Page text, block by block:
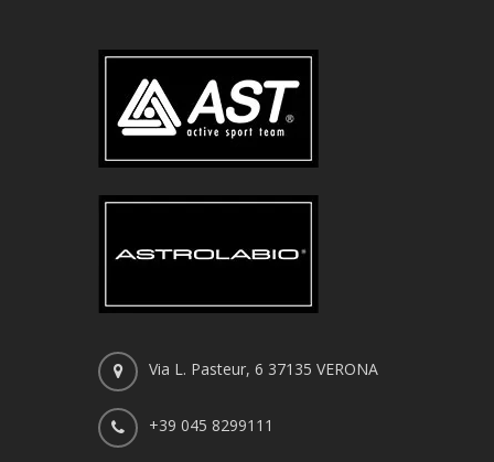
Via L. Pasteur, 6 37135 VERONA
+39 045 8299111